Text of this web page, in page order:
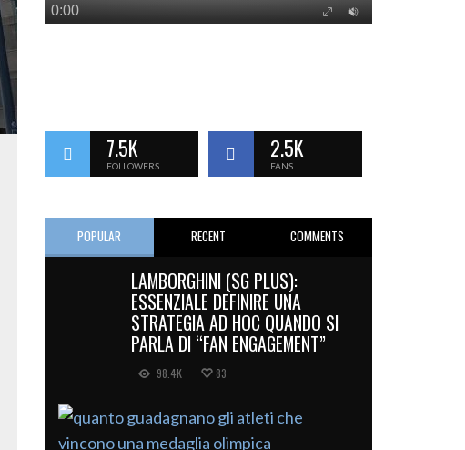
7.5K
FOLLOWERS
2.5K
FANS
POPULAR RECENT COMMENTS
LAMBORGHINI (SG PLUS):
ESSENZIALE DEFINIRE UNA
STRATEGIA AD HOC QUANDO SI
PARLA DI “FAN ENGAGEMENT”
98.4K 83